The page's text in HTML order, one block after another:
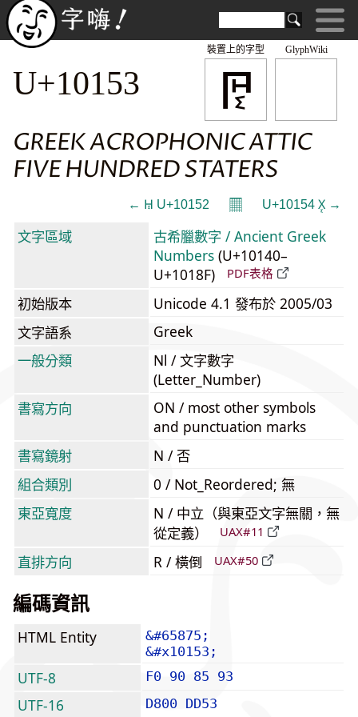
GlyphWiki
𐅓
裝置上的字型
U+10153
GREEK ACROPHONIC ATTIC
FIVE HUNDRED STATERS
← 𐅒 U+10152 𝄜 U+10154 𐅔 →
文字區域
古希臘數字 / Ancient Greek
Numbers (U+10140–
U+1018F)
PDF表格
初始版本
Unicode 4.1 發布於 2005/03
文字語系
Greek
一般分類
Nl / 文字數字
(Letter_Number)
書寫方向
ON / most other symbols
and punctuation marks
書寫鏡射
N / 否
組合類別
0 / Not_Reordered; 無
東亞寬度
N / 中立（與東亞文字無關，無
從定義）
UAX#11
直排方向 R / 橫倒 UAX#50
編碼資訊
HTML Entity
&#65875;
&#x10153;
UTF-8 F0 90 85 93
UTF-16 D800 DD53